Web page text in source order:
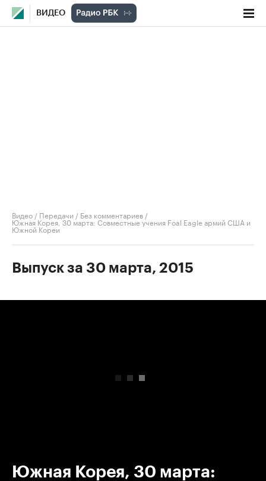
ВИДЕО
Видео / Передачи / Без комментариев /
Южная Корея, 30 марта: Совместные учения Foal Eagle армий США и
Южной Кореи
Выпуск за 30 марта, 2015
Южная Корея, 30 марта: